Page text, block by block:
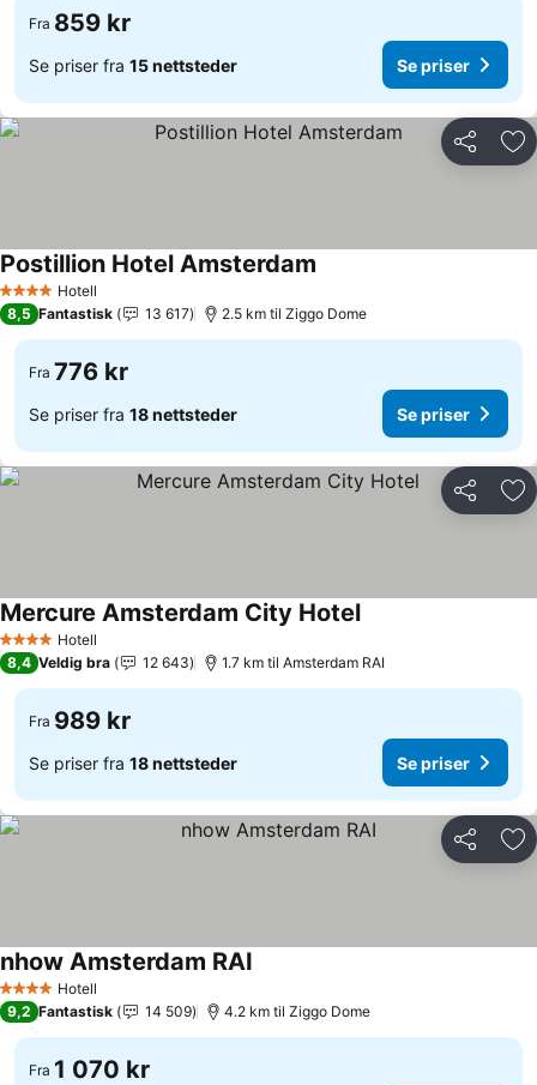
Fra 859 kr
Se priser fra 15 nettsteder Se priser
Del
4 StjernerHotell
Postillion Hotel Amsterdam
8,5 Fantastisk 13 617 2.5 km til Ziggo Dome
Fra 776 kr
Se priser fra 18 nettsteder Se priser
Del
4 StjernerHotell
Mercure Amsterdam City Hotel
8,4 Veldig bra 12 643 1.7 km til Amsterdam RAI
Fra 989 kr
Se priser fra 18 nettsteder Se priser
Del
4 StjernerHotell
nhow Amsterdam RAI
9,2 Fantastisk 14 509 4.2 km til Ziggo Dome
Fra 1 070 kr